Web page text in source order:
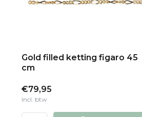
Gold filled ketting figaro 45
cm
€79,95
Incl. btw